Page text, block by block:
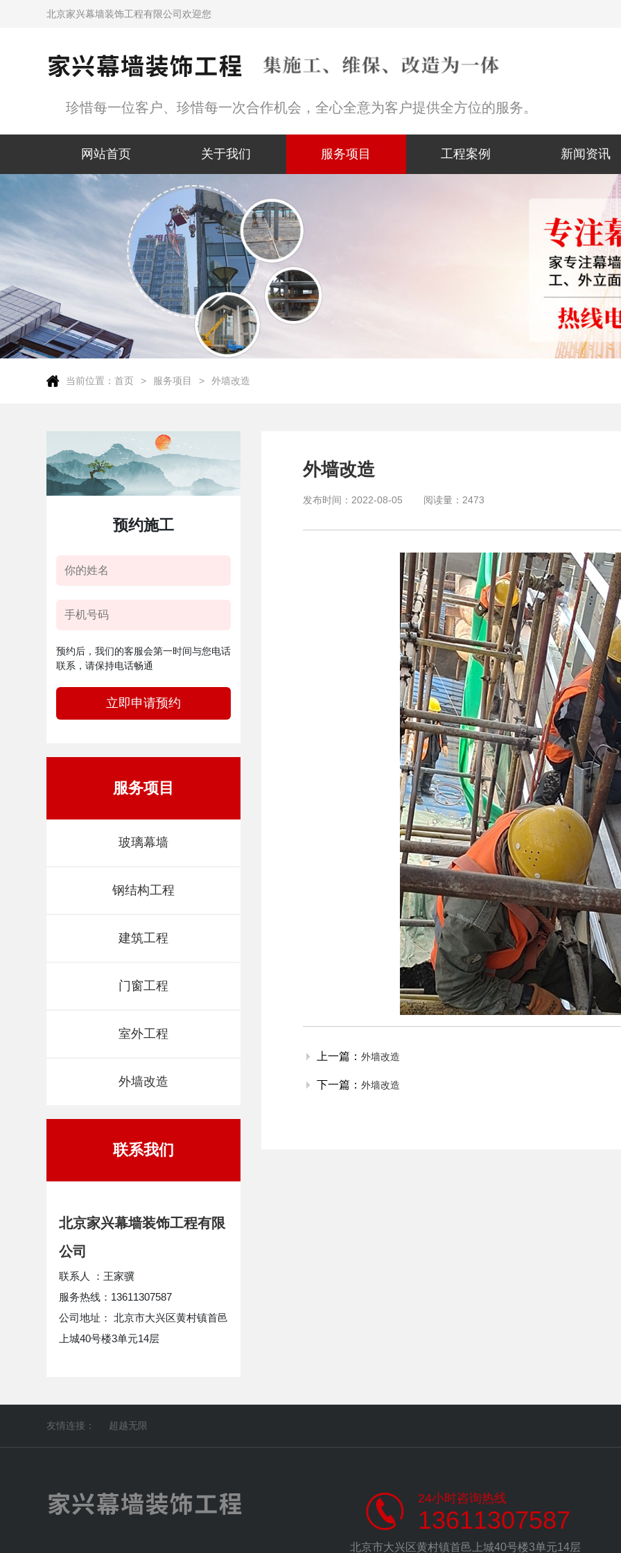
北京家兴幕墙装饰工程有限公司欢迎您
珍惜每一位客户、珍惜每一次合作机会，全心全意为客户提供全方位的服务。
网站首页 关于我们 服务项目 工程案例 新闻资讯
当前位置： 首页 服务项目 外墙改造
预约施工
预约后，我们的客服会第一时间与您电话
联系，请保持电话畅通
立即申请预约
服务项目
玻璃幕墙
钢结构工程
建筑工程
门窗工程
室外工程
外墙改造
联系我们
北京家兴幕墙装饰工程有限
公司
联系人 ：王家骥
服务热线：13611307587
公司地址： 北京市大兴区黄村镇首邑
上城40号楼3单元14层
外墙改造
发布时间： 2022-08-05 阅读量： 2473
上一篇： 外墙改造
下一篇： 外墙改造
友情连接： 超越无限
24小时咨询热线
13611307587
北京市大兴区黄村镇首邑上城40号楼3单元14层